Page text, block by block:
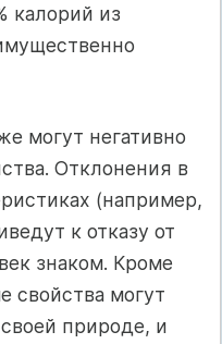
калорий из
могут негативно
Отклонения в
(например,
к отказу от
знаком. Кроме
свойства могут
природе, и